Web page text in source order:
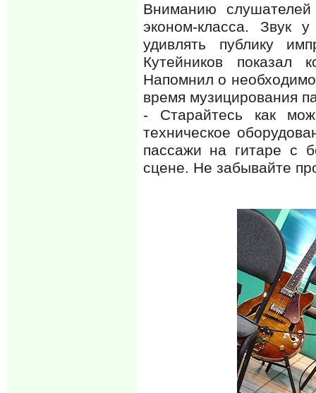
Вниманию
эконом-класса. Звук
удивлять публику
Кутейников показал
Напомнил о
время музицирования
- Старайтесь как
техническое
пассажи на гитаре с
сцене. Не забывайте